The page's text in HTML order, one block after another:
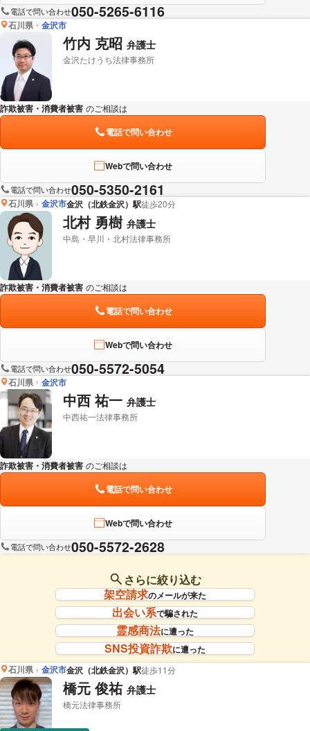
電話で問い合わせ050-5265-6116
石川県 金沢市
竹内 克昭 弁護士
金沢たけうち法律事務所
詐欺被害・消費者被害 のご相談は
電話で問い合わせ
Webで問い合わせ
電話で問い合わせ050-5350-2161
石川県 金沢市金沢（北鉄金沢）駅徒歩20分
北村 勇樹 弁護士
中島・早川・北村法律事務所
詐欺被害・消費者被害 のご相談は
電話で問い合わせ
Webで問い合わせ
電話で問い合わせ050-5572-5054
石川県 金沢市
中西 祐一 弁護士
中西祐一法律事務所
詐欺被害・消費者被害 のご相談は
電話で問い合わせ
Webで問い合わせ
電話で問い合わせ050-5572-2628
さらに絞り込む
架空請求のメールが来た
出会い系で騙された
霊感商法に遭った
SNS投資詐欺に遭った
石川県
金沢市金沢（北鉄金沢）駅徒歩11分
橋元 俊祐 弁護士
橋元法律事務所